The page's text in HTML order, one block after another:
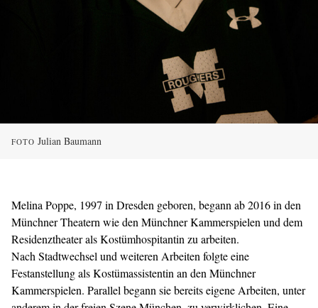
FOTO Julian Baumann
Melina Poppe, 1997 in Dresden geboren, begann ab 2016 in den
Münchner Theatern wie den Münchner Kammerspielen und dem
Residenztheater als Kostümhospitantin zu arbeiten.
Nach Stadtwechsel und weiteren Arbeiten folgte eine
Festanstellung als Kostümassistentin an den Münchner
Kammerspielen. Parallel begann sie bereits eigene Arbeiten, unter